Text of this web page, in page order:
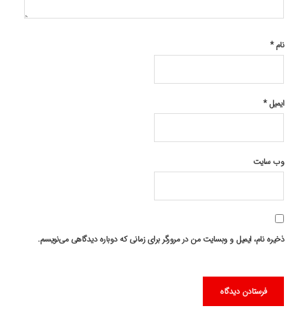
نام*
ایمیل*
وب‌ سایت
ذخیره نام، ایمیل و وبسایت من در مرورگر برای زمانی که دوباره دیدگاهی می‌نویسم.